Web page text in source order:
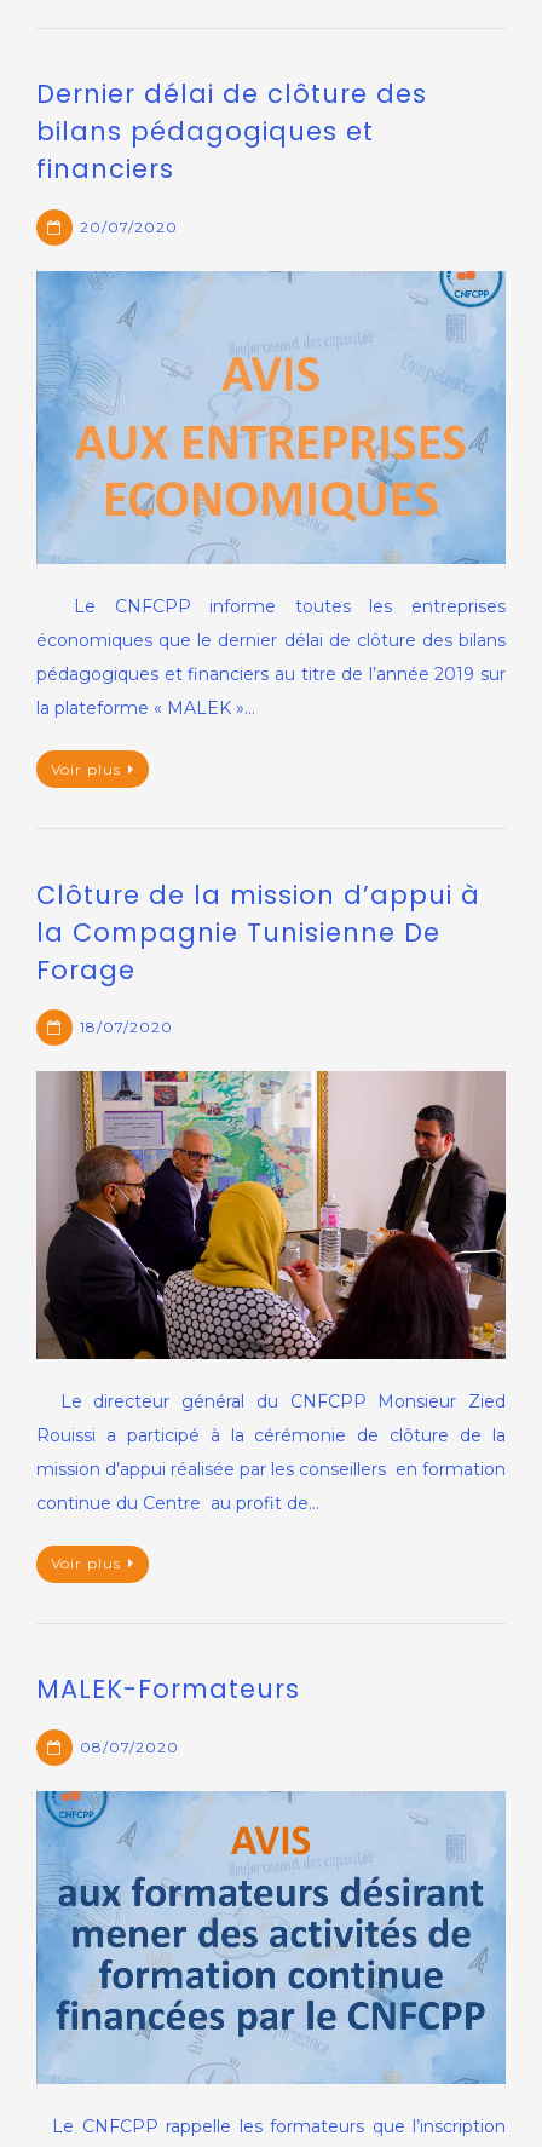
Dernier délai de clôture des
bilans pédagogiques et
financiers
20/07/2020
Le CNFCPP informe toutes les entreprises
économiques que le dernier délai de clôture des bilans
pédagogiques et financiers au titre de l’année 2019 sur
la plateforme « MALEK »…
Voir plus
Clôture de la mission d’appui à
la Compagnie Tunisienne De
Forage
18/07/2020
Le directeur général du CNFCPP Monsieur Zied
Rouissi a participé à la cérémonie de clôture de la
mission d’appui réalisée par les conseillers en formation
continue du Centre au profit de…
Voir plus
MALEK-Formateurs
08/07/2020
Le CNFCPP rappelle les formateurs que l’inscription